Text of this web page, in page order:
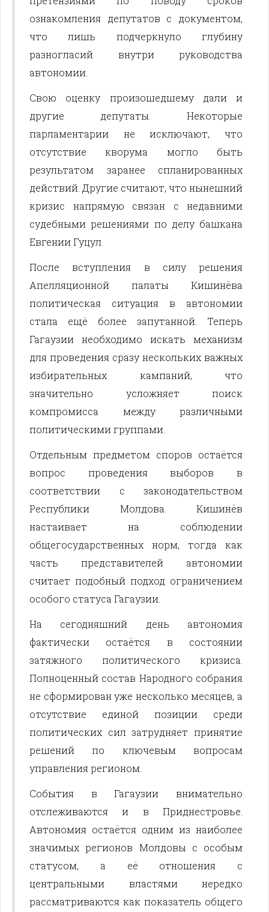
ознакомления депутатов с документом,
что лишь подчеркнуло глубину
разногласий внутри руководства
автономии.
Свою оценку произошедшему дали и
другие депутаты. Некоторые
парламентарии не исключают, что
отсутствие кворума могло быть
результатом заранее спланированных
действий. Другие считают, что нынешний
кризис напрямую связан с недавними
судебными решениями по делу башкана
Евгении Гуцул.
После вступления в силу решения
Апелляционной палаты Кишинёва
политическая ситуация в автономии
стала ещё более запутанной. Теперь
Гагаузии необходимо искать механизм
для проведения сразу нескольких важных
избирательных кампаний, что
значительно усложняет поиск
компромисса между различными
политическими группами.
Отдельным предметом споров остаётся
вопрос проведения выборов в
соответствии с законодательством
Республики Молдова. Кишинёв
настаивает на соблюдении
общегосударственных норм, тогда как
часть представителей автономии
считает подобный подход ограничением
особого статуса Гагаузии.
На сегодняшний день автономия
фактически остаётся в состоянии
затяжного политического кризиса.
Полноценный состав Народного собрания
не сформирован уже несколько месяцев, а
отсутствие единой позиции среди
политических сил затрудняет принятие
решений по ключевым вопросам
управления регионом.
События в Гагаузии внимательно
отслеживаются и в Приднестровье.
Автономия остаётся одним из наиболее
значимых регионов Молдовы с особым
статусом, а её отношения с
центральными властями нередко
рассматриваются как показатель общего